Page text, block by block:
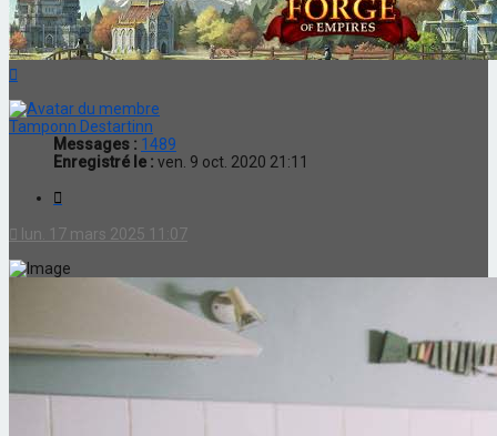
Tamponn Destartinn
Messages : 1489
Enregistré le : ven. 9 oct. 2020 21:11
lun. 17 mars 2025 11:07